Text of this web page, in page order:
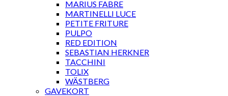
MARIUS FABRE
MARTINELLI LUCE
PETITE FRITURE
PULPO
RED EDITION
SEBASTIAN HERKNER
TACCHINI
TOLIX
WÄSTBERG
GAVEKORT